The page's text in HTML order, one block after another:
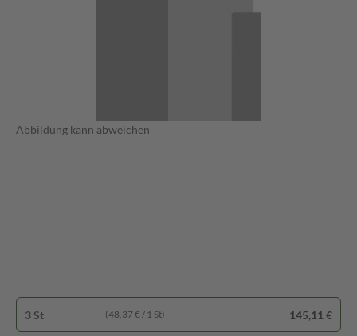
Abbildung kann abweichen
3 St (48,37 € / 1 St) 145,11 €